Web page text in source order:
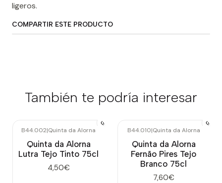
ligeros.
COMPARTIR ESTE PRODUCTO
También te podría interesar
B44.002|Quinta da Alorna
Quinta da Alorna
Lutra Tejo Tinto 75cl
4,50€
B44.010|Quinta da Alorna
Quinta da Alorna
Fernão Pires Tejo
Branco 75cl
7,60€